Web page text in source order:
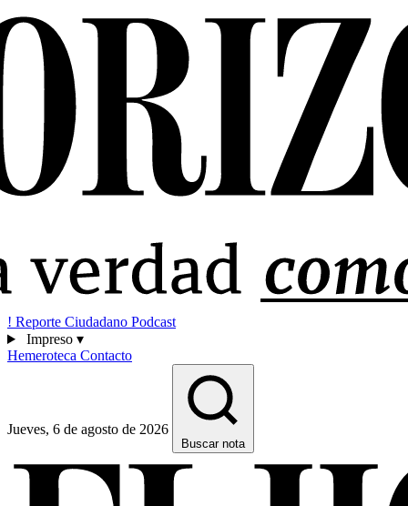
! Reporte Ciudadano Podcast
Impreso ▾
Hemeroteca Contacto
Jueves, 6 de agosto de 2026
Buscar nota